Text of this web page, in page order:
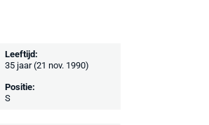
Leeftijd:
35 jaar (21 nov. 1990)
Positie:
S